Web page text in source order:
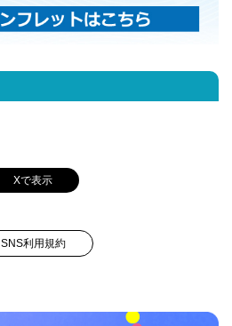
Xで表示
SNS利用規約